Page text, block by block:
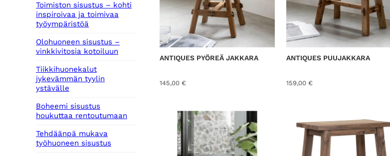
Toimiston sisustus – kohti
inspiroivaa ja toimivaa
työympäristöä
Olohuoneen sisustus –
vinkkivitosia kotoiluun
Tiikkihuonekalut
jykevämmän tyylin
ystävälle
Boheemi sisustus
houkuttaa rentoutumaan
Tehdäänpä mukava
työhuoneen sisustus
a
t
e
ANTIQUES PYÖREÄ JAKKARA
145,00 €
ANTIQUES PUUJAKKARA
159,00 €